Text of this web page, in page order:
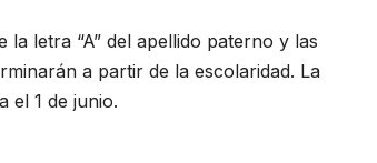
letra “A” del apellido paterno y las
a partir de la escolaridad. La
el 1 de junio.